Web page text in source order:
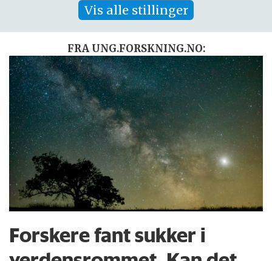
Vis alle stillinger
FRA UNG.FORSKNING.NO:
Forskere fant sukker i